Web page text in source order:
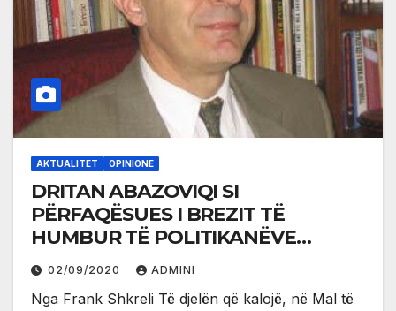
AKTUALITET OPINIONE
DRITAN ABAZOVIQI SI
PËRFAQËSUES I BREZIT TË
HUMBUR TË POLITIKANËVE
SHQIPTARË
02/09/2020 ADMINI
Nga Frank Shkreli Të djelën që kalojë, në Mal të